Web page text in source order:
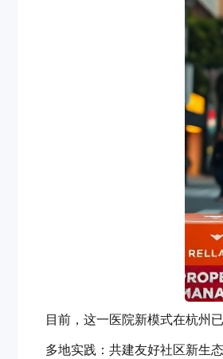
目前，这一医院新模式在杭州
多地实践：共建友好社区新生态